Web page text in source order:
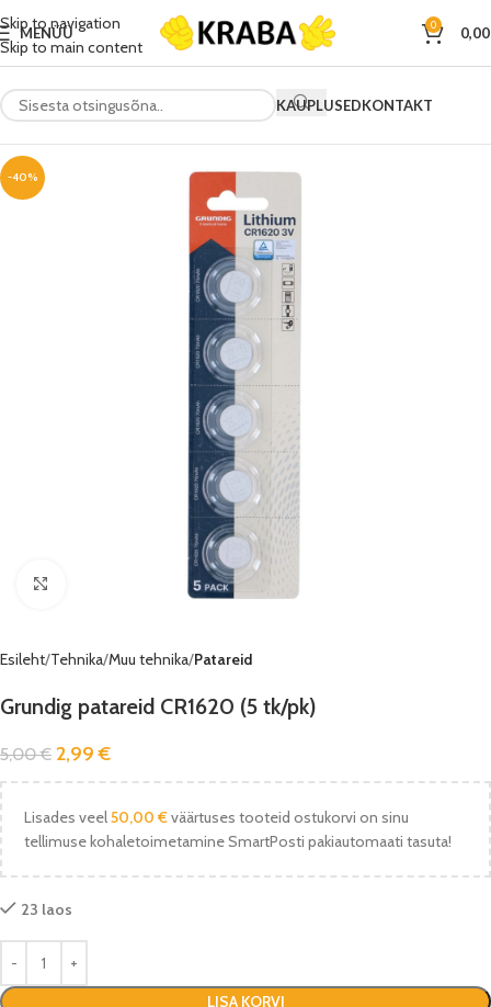
Skip to navigation
Skip to main content
MENÜÜ 0
KAUPLUSEDKONTAKT
-40%
Esileht Tehnika Muu tehnika Patareid
Grundig patareid CR1620 (5 tk/pk)
5,00€ 2,99€
Lisades veel50,00 €väärtuses tooteid ostukorvi on sinu
tellimuse kohaletoimetamine SmartPosti pakiautomaati tasuta!
23 laos
LISA KORVI